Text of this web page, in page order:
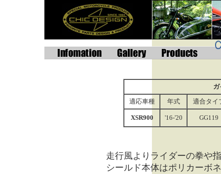
適応車種
年式 適合タイ
XSR900 '16-'20 GG119
走行風よりライダーの拳や
シールド本体はポリカーボ